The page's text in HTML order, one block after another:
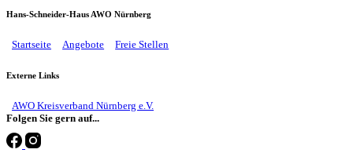
Hans-Schneider-Haus AWO Nürnberg
Startseite Angebote Freie Stellen
Externe Links
AWO Kreisverband Nürnberg e.V.
Folgen Sie gern auf...